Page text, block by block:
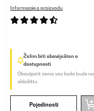
Informacije o proizvodu
Želim biti obaviješten o
dostupnosti
Obavijestit ćemo vas kada bude na
skladištu.
Pojedinosti